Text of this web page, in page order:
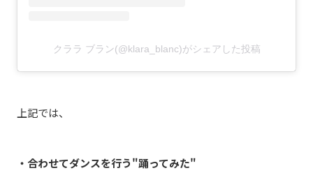
クララ ブラン(@klara_blanc)がシェアした投稿
上記では、
・合わせてダンスを行う"踊ってみた"